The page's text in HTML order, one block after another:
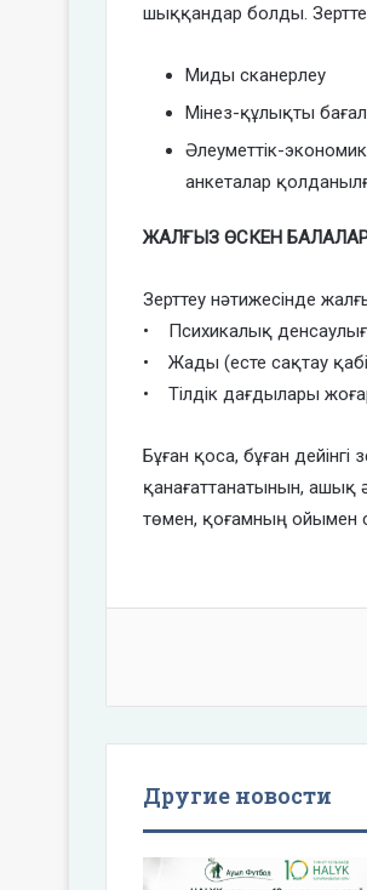
шыққандар болды.
Миды сканерлеу
Мінез-құлықты
Әлеуметтік-
анкеталар
ЖАЛҒЫЗ ӨСКЕН
Зерттеу нәтижесінде
• Психикалық
• Жады (есте сақтау
• Тілдік дағдылары
Бұған қоса, бұған
қанағаттанатынын, ашық
төмен, қоғамның ойымен
Другие новости